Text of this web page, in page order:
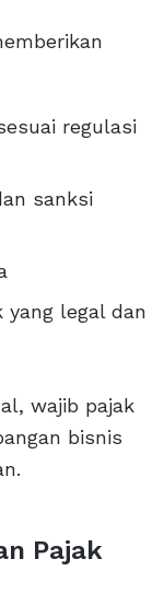
regulasi
sanksi
yang legal dan
wajib pajak
bisnis
Pajak